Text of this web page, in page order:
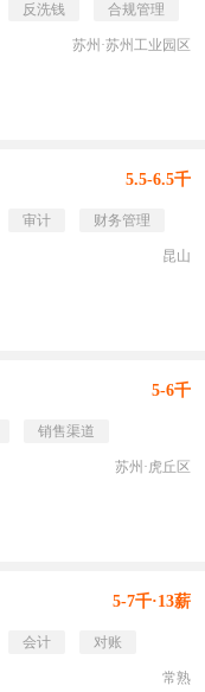
反洗钱 合规管理
苏州·苏州工业园区
5.5-6.5千
审计 财务管理
昆山
5-6千
销售渠道
苏州·虎丘区
5-7千·13薪
会计 对账
常熟